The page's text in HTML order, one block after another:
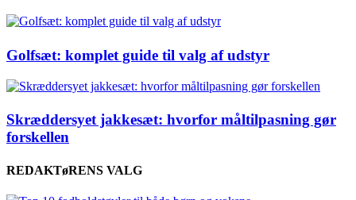
Golfsæt: komplet guide til valg af udstyr
Skræddersyet jakkesæt: hvorfor måltilpasning gør
forskellen
REDAKTøRENS VALG